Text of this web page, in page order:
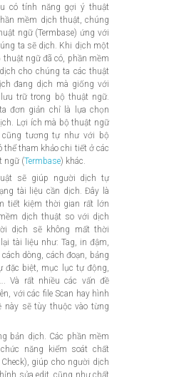
có tính năng gợi ý thuật
mềm dịch thuật, chúng
ngữ (Termbase) ứng với
ta sẽ dịch. Khi dịch một
ngữ đã có, phần mềm
cho chúng ta các thuật
đang dịch mà giống với
trữ trong bộ thuật ngữ.
đơn giản chỉ là lựa chọn
Lợi ích mà bộ thuật ngữ
cũng tương tự như với bộ
thể tham khảo chi tiết ở các
ngữ (Termbase) khác.
sẽ giúp người dịch tự
tài liệu cần dịch. Đây là
tiết kiệm thời gian rất lớn
dịch thuật so với dịch
dịch sẽ không mất thời
tài liệu như: Tag, in đậm,
dòng, cách đoạn, bảng
đặc biệt, mục lục tự động,
Và rất nhiều các vấn đề
với các file Scan hay hình
này sẽ tùy thuộc vào từng
bản dịch. Các phần mềm
năng kiểm soát chất
giúp cho người dịch
sửa edit, cũng như chất